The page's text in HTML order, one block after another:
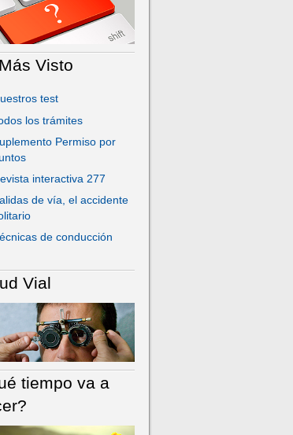
Visto
test
los trámites
Permiso por
interactiva 277
de vía, el accidente
de conducción
Vial
tiempo va a